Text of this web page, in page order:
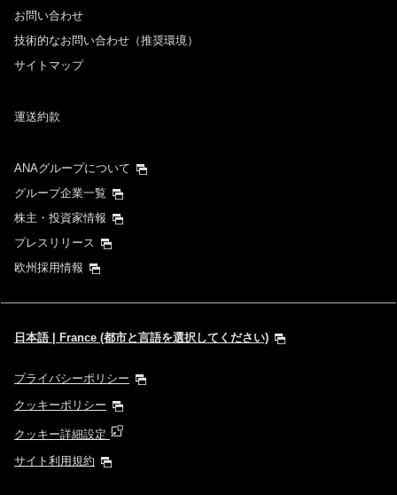
お問い合わせ
技術的なお問い合わせ（推奨環境）
サイトマップ
運送約款
ANAグループについて
グループ企業一覧
株主・投資家情報
プレスリリース
欧州採用情報
日本語 | France (都市と言語を選択してください)
プライバシーポリシー
クッキーポリシー
クッキー詳細設定
サイト利用規約